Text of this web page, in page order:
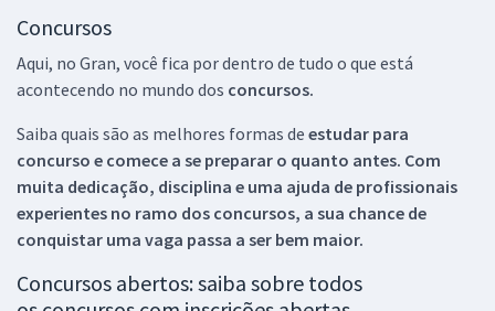
Concursos
Aqui, no Gran, você fica por dentro de tudo o que está
acontecendo no mundo dos concursos.
Saiba quais são as melhores formas de estudar para
concurso e comece a se preparar o quanto antes. Com
muita dedicação, disciplina e uma ajuda de profissionais
experientes no ramo dos concursos, a sua chance de
conquistar uma vaga passa a ser bem maior.
Concursos abertos: saiba sobre todos